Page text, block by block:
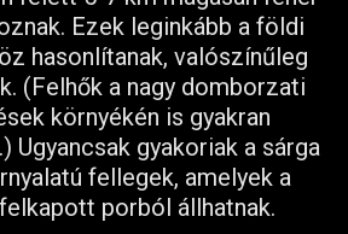
Ezek leginkább a földi
hasonlítanak, valószínűleg
(Felhők a nagy domborzati
környékén is gyakran
Ugyancsak gyakoriak a sárga
fellegek, amelyek a
porból állhatnak.